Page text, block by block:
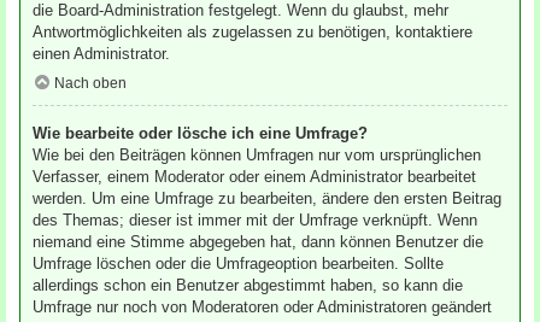
die Board-Administration festgelegt. Wenn du glaubst, mehr
Antwortmöglichkeiten als zugelassen zu benötigen, kontaktiere
einen Administrator.
Nach oben
Wie bearbeite oder lösche ich eine Umfrage?
Wie bei den Beiträgen können Umfragen nur vom ursprünglichen
Verfasser, einem Moderator oder einem Administrator bearbeitet
werden. Um eine Umfrage zu bearbeiten, ändere den ersten Beitrag
des Themas; dieser ist immer mit der Umfrage verknüpft. Wenn
niemand eine Stimme abgegeben hat, dann können Benutzer die
Umfrage löschen oder die Umfrageoption bearbeiten. Sollte
allerdings schon ein Benutzer abgestimmt haben, so kann die
Umfrage nur noch von Moderatoren oder Administratoren geändert